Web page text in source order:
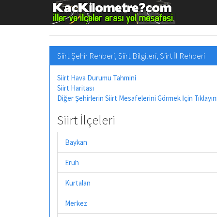
Siirt Şehir Rehberi, Siirt Bilgileri, Siirt İl Rehberi
Siirt Hava Durumu Tahmini
Siirt Haritası
Diğer Şehirlerin Siirt Mesafelerini Görmek İçin
Siirt İlçeleri
Baykan
Eruh
Kurtalan
Merkez